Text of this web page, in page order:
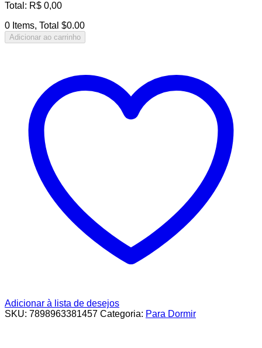
Total : R$ 0,00
0 Items, Total $0.00
Adicionar ao carrinho
Adicionar à lista de desejos
SKU: 7898963381457 Categoria: Para Dormir